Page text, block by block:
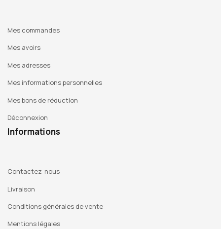
Mes commandes
Mes avoirs
Mes adresses
Mes informations personnelles
Mes bons de réduction
Déconnexion
Informations
Contactez-nous
Livraison
Conditions générales de vente
Mentions légales